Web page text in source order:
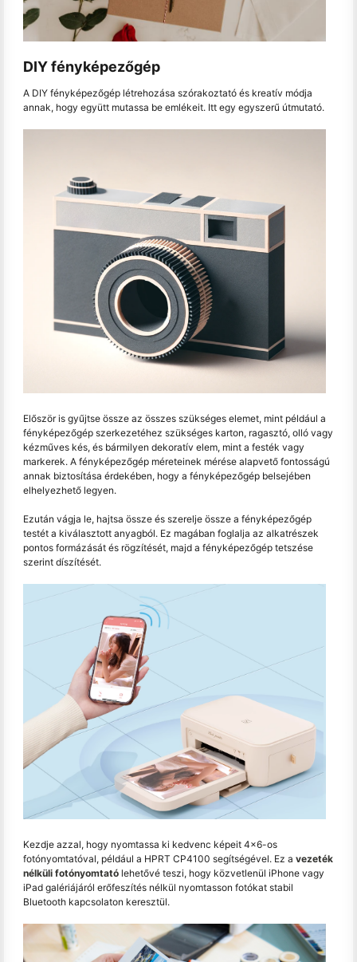
DIY fényképezőgép
A DIY fényképezőgép létrehozása szórakoztató és kreatív módja
annak, hogy együtt mutassa be emlékeit. Itt egy egyszerű útmutató.
Először is gyűjtse össze az összes szükséges elemet, mint például a
fényképezőgép szerkezetéhez szükséges karton, ragasztó, olló vagy
kézműves kés, és bármilyen dekoratív elem, mint a festék vagy
markerek. A fényképezőgép méreteinek mérése alapvető fontosságú
annak biztosítása érdekében, hogy a fényképezőgép belsejében
elhelyezhető legyen.
Ezután vágja le, hajtsa össze és szerelje össze a fényképezőgép
testét a kiválasztott anyagból. Ez magában foglalja az alkatrészek
pontos formázását és rögzítését, majd a fényképezőgép tetszése
szerint díszítését.
Kezdje azzal, hogy nyomtassa ki kedvenc képeit 4x6-os
fotónyomtatóval, például a HPRT CP4100 segítségével. Ez a vezeték
nélküli fotónyomtató lehetővé teszi, hogy közvetlenül iPhone vagy
iPad galériájáról erőfeszítés nélkül nyomtasson fotókat stabil
Bluetooth kapcsolaton keresztül.